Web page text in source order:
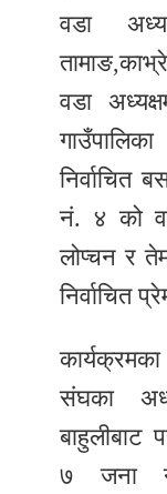
वडा
वडा
निर्वाचित
नं. ४ को
लोप्चन र
निर्वाचित
संघका
बाहुलीबाट
७ जना नव